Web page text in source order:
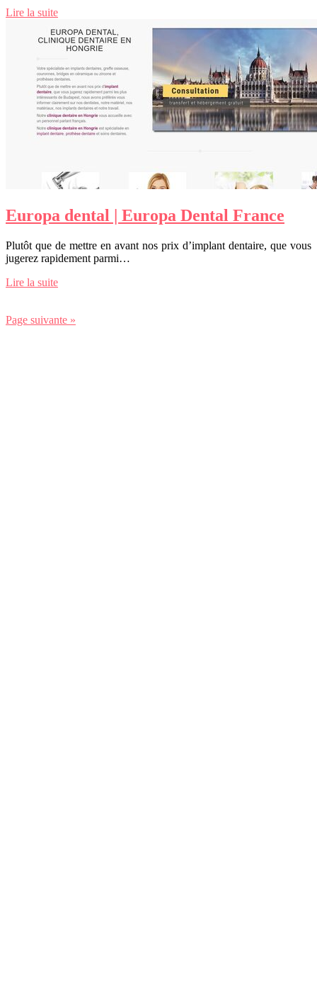
Lire la suite
Europa dental | Europa Dental France
Plutôt que de mettre en avant nos prix d’implant dentaire, que vous
jugerez rapidement parmi…
Lire la suite
Page suivante »